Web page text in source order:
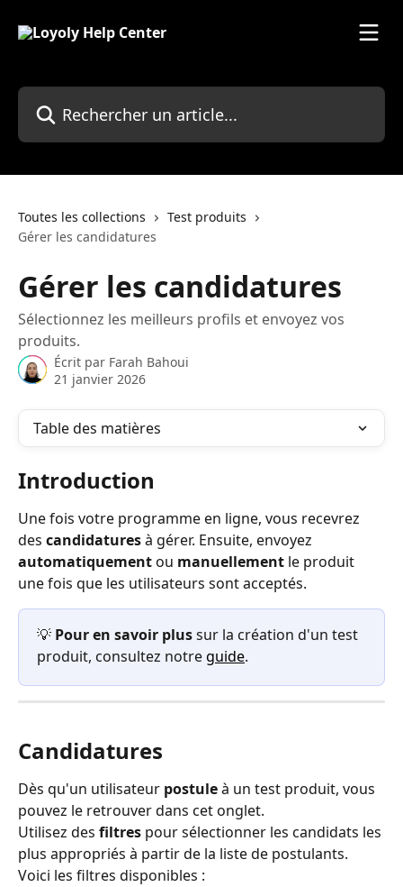
Rechercher un article...
Toutes les collections
Test produits
Gérer les candidatures
Gérer les candidatures
Sélectionnez les meilleurs profils et envoyez vos
produits.
Écrit par Farah Bahoui
21 janvier 2026
Table des matières
Introduction
Une fois votre programme en ligne, vous recevrez
des candidatures à gérer. Ensuite, envoyez
automatiquement ou manuellement le produit
une fois que les utilisateurs sont acceptés.
💡 Pour en savoir plus sur la création d'un test
produit, consultez notre guide.
Candidatures
Dès qu'un utilisateur postule à un test produit, vous
pouvez le retrouver dans cet onglet.
Utilisez des filtres pour sélectionner les candidats les
plus appropriés à partir de la liste de postulants.
Voici les filtres disponibles :